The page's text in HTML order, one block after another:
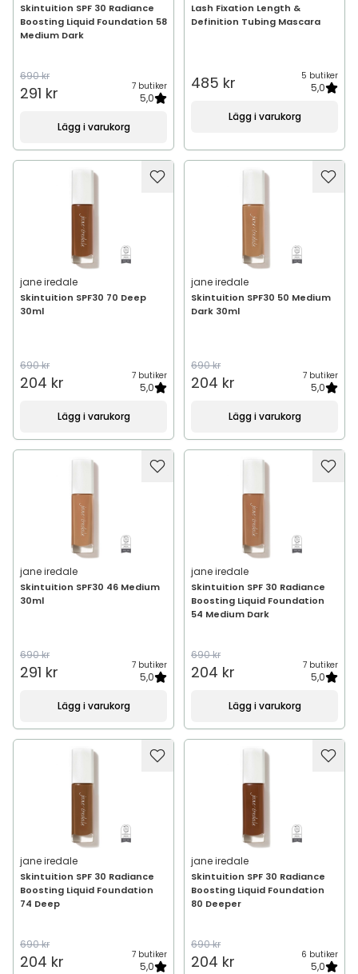
Skintuition SPF 30 Radiance
Boosting Liquid Foundation 58
Medium Dark
690 kr
291 kr 7 butiker
5,0
Lägg i varukorg
Lash Fixation Length &
Definition Tubing Mascara
485 kr 5 butiker
5,0
Lägg i varukorg
jane iredale
Skintuition SPF30 70 Deep
30ml
690 kr
204 kr 7 butiker
5,0
Lägg i varukorg
jane iredale
Skintuition SPF30 50 Medium
Dark 30ml
690 kr
204 kr 7 butiker
5,0
Lägg i varukorg
jane iredale
Skintuition SPF30 46 Medium
30ml
690 kr
291 kr 7 butiker
5,0
Lägg i varukorg
jane iredale
Skintuition SPF 30 Radiance
Boosting Liquid Foundation
54 Medium Dark
690 kr
204 kr 7 butiker
5,0
Lägg i varukorg
jane iredale
Skintuition SPF 30 Radiance
Boosting Liquid Foundation
74 Deep
690 kr
204 kr 7 butiker
5,0
jane iredale
Skintuition SPF 30 Radiance
Boosting Liquid Foundation
80 Deeper
690 kr
204 kr 6 butiker
5,0